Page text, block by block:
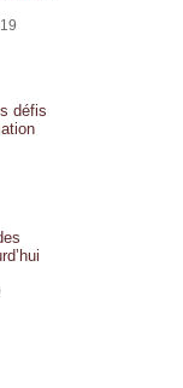
défis